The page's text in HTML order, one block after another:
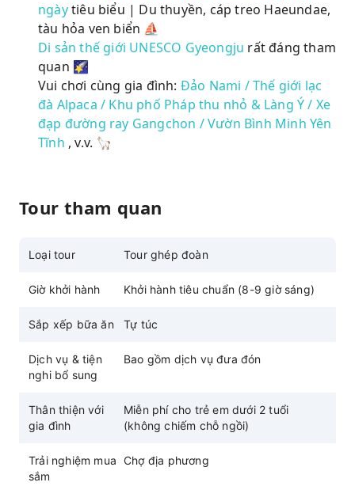
ngàytiêu biểu | Du thuyền, cáp treo Haeundae,
tàu hỏa ven biển ⛵
Di sản thế giới UNESCO Gyeongju rất đáng tham
quan 🌠
Vui chơi cùng gia đình: Đảo Nami / Thế giới lạc
đà Alpaca / Khu phố Pháp thu nhỏ & Làng Ý / Xe
đạp đường ray Gangchon / Vườn Bình Minh Yên
Tĩnh , v.v. 🦙
Tour tham quan
Loại tour Tour ghép đoàn
Giờ khởi hành Khởi hành tiêu chuẩn (8-9 giờ sáng)
Sắp xếp bữa ăn Tự túc
Dịch vụ & tiện
nghi bổ sung
Bao gồm dịch vụ đưa đón
Thân thiện với
gia đình
Miễn phí cho trẻ em dưới 2 tuổi
(không chiếm chỗ ngồi)
Trải nghiệm mua
sắm
Chợ địa phương